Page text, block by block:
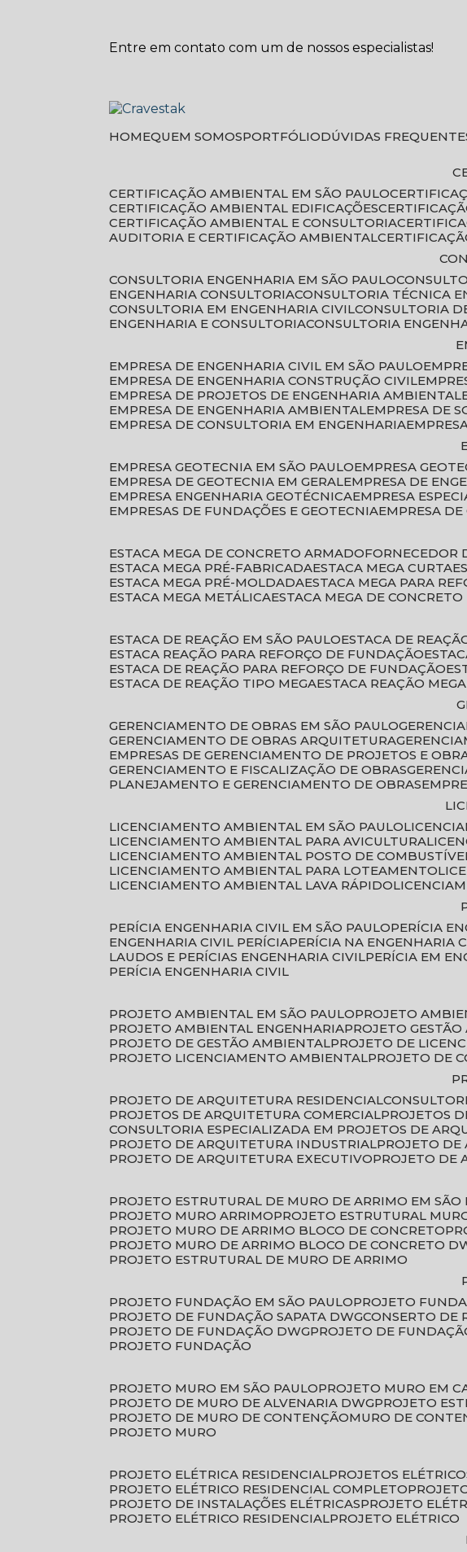
Entre em contato com um de nossos especialistas!
HOME QUEM SOMOS PORTFÓLIO DÚVIDAS
CERTIFICAÇÃO AMBIENTAL EM SÃO PAULO
CERTIFICAÇÃO AMBIENTAL EDIFICAÇÕES
CERTIFICAÇÃO AMBIENTAL E CONSULTORIA
AUDITORIA E CERTIFICAÇÃO AMBIENTAL
CONSULTORIA ENGENHARIA EM SÃO PAULO
ENGENHARIA CONSULTORIA CONSULTORIA TÉCNICA
CONSULTORIA EM ENGENHARIA CIVIL CONSULTORIA
ENGENHARIA E CONSULTORIA CONSULTORIA
EMPRESA DE ENGENHARIA CIVIL EM SÃO PAULO
EMPRESA DE ENGENHARIA CONSTRUÇÃO CIVIL
EMPRESA DE PROJETOS DE ENGENHARIA AMBIENTAL
EMPRESA DE ENGENHARIA AMBIENTAL EMPRESA DE
EMPRESA DE CONSULTORIA EM ENGENHARIA
EMPRESA GEOTECNIA EM SÃO PAULO
EMPRESA
EMPRESA DE GEOTECNIA EM GERAL EMPRESA DE
EMPRESA ENGENHARIA GEOTÉCNICA EMPRESA
EMPRESAS DE FUNDAÇÕES E GEOTECNIA EMPRESA
ESTACA MEGA DE CONCRETO ARMADO
FORNECEDOR
ESTACA MEGA PRÉ-FABRICADA ESTACA MEGA CURTA
ESTACA MEGA PRÉ-MOLDADA ESTACA MEGA PARA
ESTACA MEGA METÁLICA ESTACA MEGA DE CONCRETO
ESTACA DE REAÇÃO EM SÃO PAULO
ESTACA DE
ESTACA REAÇÃO PARA REFORÇO DE FUNDAÇÃO
ESTACA DE REAÇÃO PARA REFORÇO DE FUNDAÇÃO
ESTACA DE REAÇÃO TIPO MEGA ESTACA REAÇÃO MEGA
GERENCIAMENTO DE OBRAS EM SÃO PAULO
GERENCIAMENTO DE OBRAS ARQUITETURA
EMPRESAS DE GERENCIAMENTO DE PROJETOS E
GERENCIAMENTO E FISCALIZAÇÃO DE OBRAS
PLANEJAMENTO E GERENCIAMENTO DE OBRAS
LICENCIAMENTO AMBIENTAL EM SÃO PAULO
LICENCIAMENTO AMBIENTAL PARA AVICULTURA
LICENCIAMENTO AMBIENTAL POSTO DE
LICENCIAMENTO AMBIENTAL PARA LOTEAMENTO
LICENCIAMENTO AMBIENTAL LAVA RÁPIDO
PERÍCIA ENGENHARIA CIVIL EM SÃO PAULO
PERÍCIA
ENGENHARIA CIVIL PERÍCIA
PERÍCIA NA ENGENHARIA
LAUDOS E PERÍCIAS ENGENHARIA CIVIL
PERÍCIA EM
PERÍCIA ENGENHARIA CIVIL
PROJETO AMBIENTAL EM SÃO PAULO
PROJETO
PROJETO AMBIENTAL ENGENHARIA
PROJETO
PROJETO DE GESTÃO AMBIENTAL
PROJETO DE
PROJETO LICENCIAMENTO AMBIENTAL
PROJETO DE
PROJETO DE ARQUITETURA RESIDENCIAL
PROJETOS DE ARQUITETURA COMERCIAL
PROJETOS
CONSULTORIA ESPECIALIZADA EM PROJETOS DE
PROJETO DE ARQUITETURA INDUSTRIAL
PROJETO
PROJETO DE ARQUITETURA EXECUTIVO
PROJETO
PROJETO ESTRUTURAL DE MURO DE ARRIMO EM SÃO
PROJETO MURO ARRIMO
PROJETO ESTRUTURAL
PROJETO MURO DE ARRIMO BLOCO DE CONCRETO
PROJETO MURO DE ARRIMO BLOCO DE CONCRETO
PROJETO ESTRUTURAL DE MURO DE ARRIMO
PROJETO FUNDAÇÃO EM SÃO PAULO
PROJETO
PROJETO DE FUNDAÇÃO SAPATA DWG CONSERTO
PROJETO DE FUNDAÇÃO DWG
PROJETO DE
PROJETO FUNDAÇÃO
PROJETO MURO EM SÃO PAULO
PROJETO MURO EM
PROJETO DE MURO DE ALVENARIA DWG
PROJETO
PROJETO DE MURO DE CONTENÇÃO
MURO DE
PROJETO MURO
PROJETO ELÉTRICA RESIDENCIAL
PROJETOS
PROJETO ELÉTRICO RESIDENCIAL COMPLETO
PROJETO DE INSTALAÇÕES ELÉTRICAS
PROJETO
PROJETO ELÉTRICO RESIDENCIAL
PROJETO ELÉTRICO